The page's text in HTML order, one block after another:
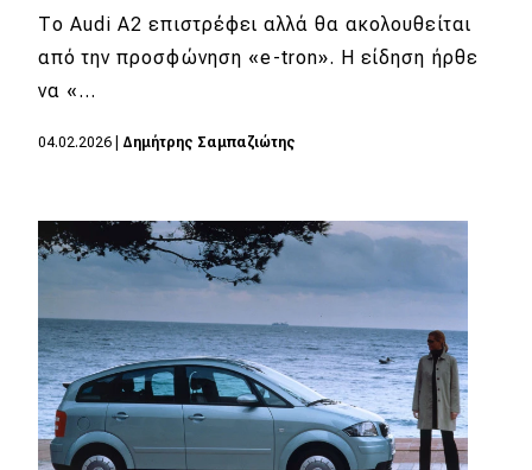
Αγώνες
Formula 1
WRC
Eco
Νέα
Τεχνολογία
Mobility
Σταθμοί φόρτισης
Το Audi A2 επιστρέφει αλλά θα ακολουθείται
από την προσφώνηση «e-tron». Η είδηση ήρθε
να «…
04.02.2026 Δημήτρης Σαμπαζιώτης